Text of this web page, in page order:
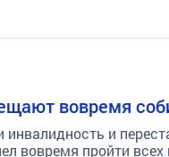
вовремя
инвалидность и
вовремя пройти